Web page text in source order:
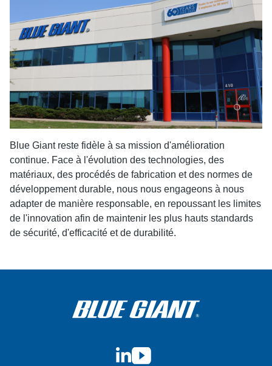
Blue Giant reste fidèle à sa mission d'amélioration
continue. Face à l'évolution des technologies, des
matériaux, des procédés de fabrication et des normes de
développement durable, nous nous engageons à nous
adapter de manière responsable, en repoussant les limites
de l'innovation afin de maintenir les plus hauts standards
de sécurité, d'efficacité et de durabilité.
LinkedIn
YouTube